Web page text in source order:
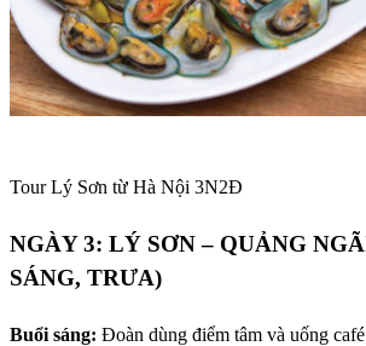
Tour Lý Sơn từ Hà Nội 3N2Đ
NGÀY 3: LÝ SƠN – QUẢNG
SÁNG, TRƯA)
Buổi sáng: Đoàn dùng điểm tâm và uống